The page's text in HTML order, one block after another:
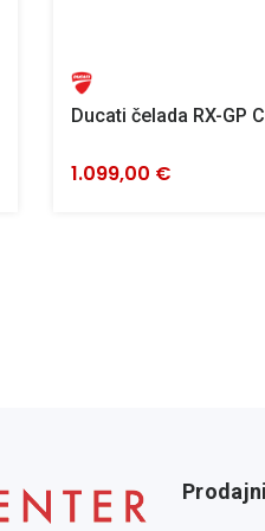
Ducati čelada RX-GP
1.099,00 €